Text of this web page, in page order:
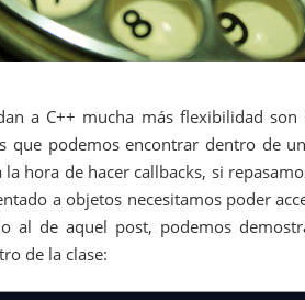
a C++ mucha más flexibilidad
que podemos encontrar dentro de
hora de hacer callbacks, si
a objetos necesitamos poder
al de aquel post, podemos
de la clase: